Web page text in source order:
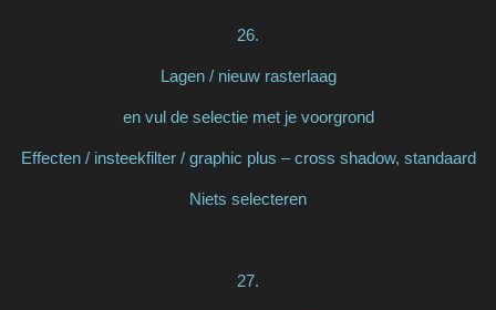
26.
Lagen / nieuw rasterlaag
en vul de selectie met je voorgrond
Effecten / insteekfilter / graphic plus – cross shadow, standaard
Niets selecteren
27.